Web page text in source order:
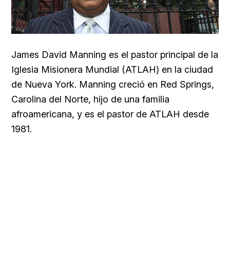
James David Manning es el pastor principal de la
Iglesia Misionera Mundial (ATLAH) en la ciudad
de Nueva York. Manning creció en Red Springs,
Carolina del Norte, hijo de una familia
afroamericana, y es el pastor de ATLAH desde
1981.